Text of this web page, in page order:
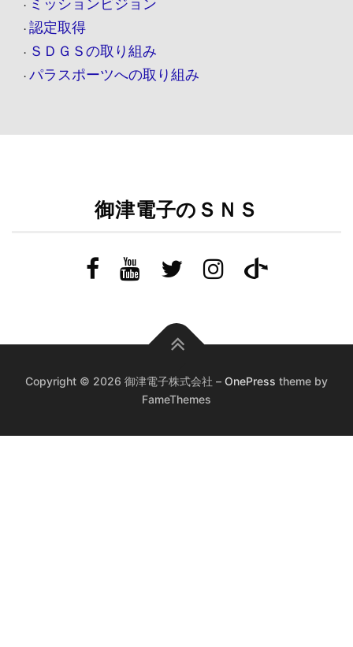
・ ミッションビジョン
・ 認定取得
・ ＳＤＧＳの取り組み
・ パラスポーツへの取り組み
御津電子のＳＮＳ
Copyright © 2026 御津電子株式会社 – OnePress theme by
FameThemes